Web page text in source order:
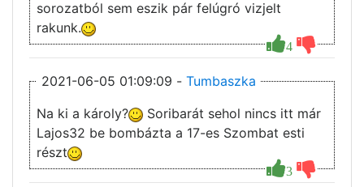
4
sorozatból sem eszik pár felúgró vizjelt
rakunk.
2021-06-05 01:09:09 - Tumbaszka
3
Na ki a károly?
Soribarát sehol nincs itt már
Lajos32 be bombázta a 17-es Szombat esti
részt